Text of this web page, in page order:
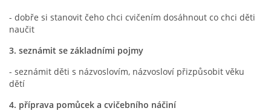
VZDĚLÁVACÍ BLOK DUBEN
- dobře si stanovit čeho chci cvičením dosáhnout co chci děti
naučit
3. seznámit se základními pojmy
- seznámit děti s názvoslovím, názvosloví přizpůsobit věku
dětí
4. příprava pomůcek a cvičebního náčiní